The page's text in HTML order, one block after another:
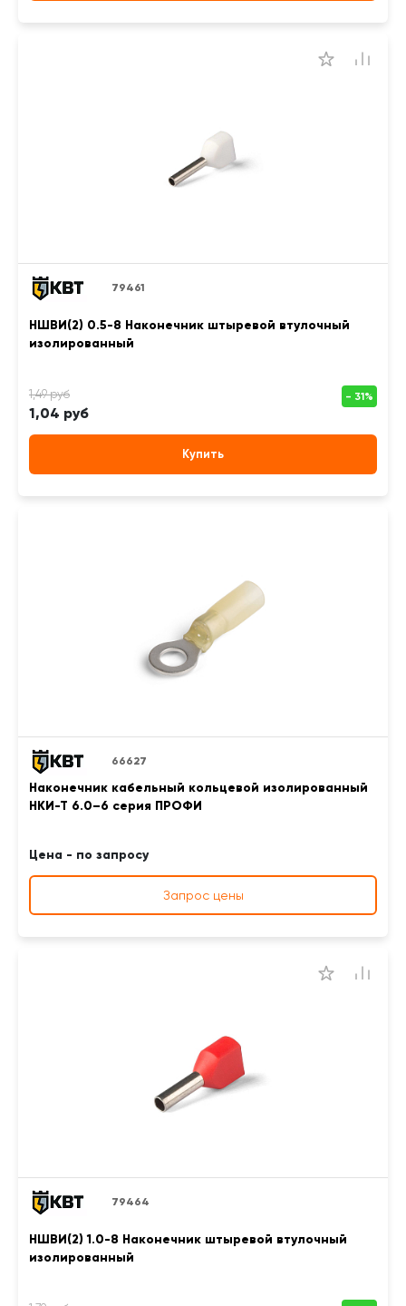
79461
НШВИ(2) 0.5-8 Наконечник штыревой втулочный
изолированный
1,04 руб
Купить
66627
Наконечник кабельный кольцевой изолированный
НКИ-Т 6.0–6 серия ПРОФИ
Цена - по запросу
Запрос цены
79464
НШВИ(2) 1.0-8 Наконечник штыревой втулочный
изолированный